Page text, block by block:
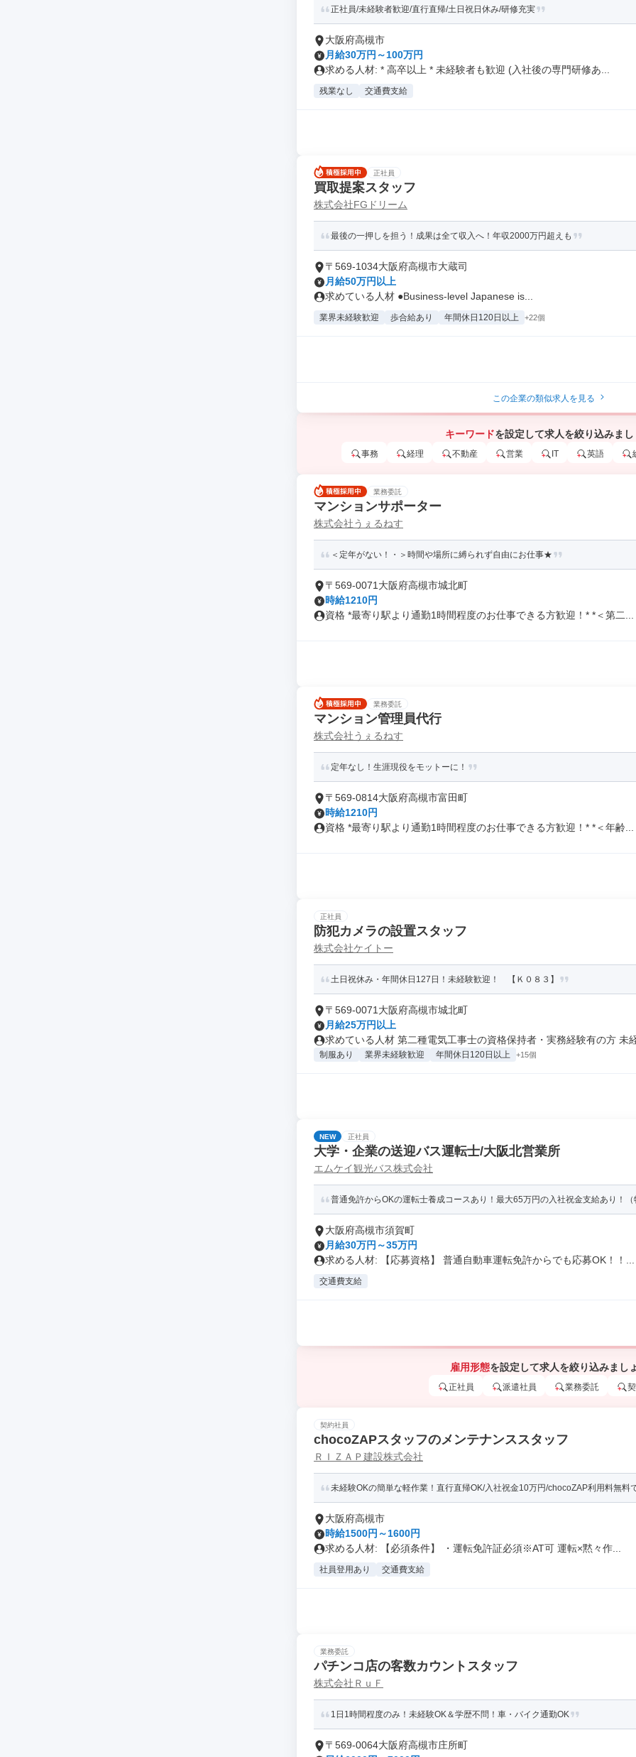
正社員/未経験者歓迎/直行直帰/土日祝日休み/研修充実
大阪府高槻市
月給30万円～100万円
求める人材: * 高卒以上 * 未経験者も歓迎 (入社後の専門研修あ...
残業なし 交通費支給
正社員
買取提案スタッフ
株式会社FGドリーム
最後の一押しを担う！成果は全て収入へ！年収2000万円超えも
〒569-1034大阪府高槻市大蔵司
月給50万円以上
求めている人材 ●Business-level Japanese is...
業界未経験歓迎 歩合給あり 年間休日120日以上 +22個
この企業の類似求人を見る
キーワードを設定して求人を絞り込みま
事務 経理 不動産 営業 IT 英語
業務委託
マンションサポーター
株式会社うぇるねす
＜定年がない！・＞時間や場所に縛られず自由にお仕事★
〒569-0071大阪府高槻市城北町
時給1210円
資格 *最寄り駅より通勤1時間程度のお仕事できる方歓迎！* *＜第二...
業務委託
マンション管理員代行
株式会社うぇるねす
定年なし！生涯現役をモットーに！
〒569-0814大阪府高槻市富田町
時給1210円
資格 *最寄り駅より通勤1時間程度のお仕事できる方歓迎！* *＜年齢...
正社員
防犯カメラの設置スタッフ
株式会社ケイトー
土日祝休み・年間休日127日！未経験歓迎！ 【Ｋ０８３】
〒569-0071大阪府高槻市城北町
月給25万円以上
求めている人材 第二種電気工事士の資格保持者・実務経験有の方 未
制服あり 業界未経験歓迎 年間休日120日以上 +15個
NEW 正社員
大学・企業の送迎バス運転士/大阪北営業所
エムケイ観光バス株式会社
普通免許からOKの運転士養成コースあり！最大65万円の入社祝金支給あり！
大阪府高槻市須賀町
月給30万円～35万円
求める人材: 【応募資格】 普通自動車運転免許からでも応募OK！！...
交通費支給
雇用形態を設定して求人を絞り込みまし
正社員 派遣社員 業務委託
契約社員
chocoZAPスタッフのメンテナンススタッフ
ＲＩＺＡＰ建設株式会社
未経験OKの簡単な軽作業！直行直帰OK/入社祝金10万円/chocoZAP利用料無料
大阪府高槻市
時給1500円～1600円
求める人材: 【必須条件】 ・運転免許証必須※AT可 運転×黙々作...
社員登用あり 交通費支給
業務委託
パチンコ店の客数カウントスタッフ
株式会社ＲｕＦ
1日1時間程度のみ！未経験OK＆学歴不問！車・バイク通勤OK
〒569-0064大阪府高槻市庄所町